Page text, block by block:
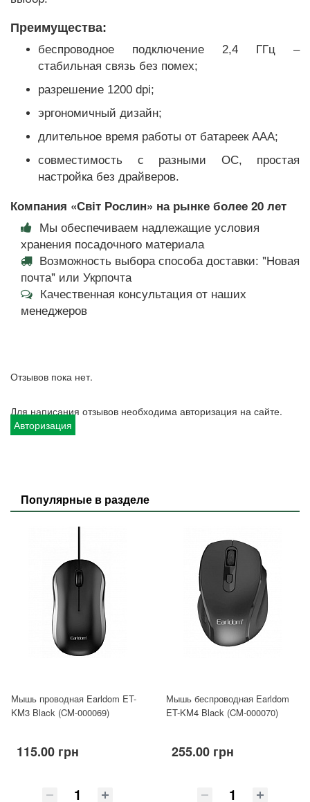
Преимущества:
беспроводное подключение 2,4 ГГц –
стабильная связь без помех;
разрешение 1200 dpi;
эргономичный дизайн;
длительное время работы от батареек AAA;
совместимость с разными ОС, простая
настройка без драйверов.
Компания «Світ Рослин» на рынке более 20 лет
Мы обеспечиваем надлежащие условия
хранения посадочного материала
Возможность выбора способа доставки: "Новая
почта" или Укрпочта
Качественная консультация от наших
менеджеров
Отзывов пока нет.
Для написания отзывов необходима авторизация на сайте.
Авторизация
Популярные в разделе
Мышь проводная Earldom ET-
KM3 Black (CM-000069)
115.00 грн
Мышь беспроводная Earldom
ET-KM4 Black (CM-000070)
255.00 грн